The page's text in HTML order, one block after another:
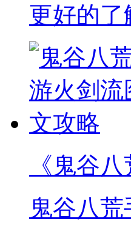
更好的
《鬼谷
鬼谷八